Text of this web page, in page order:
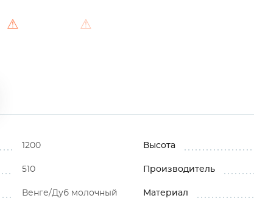
⚠ ⚠
1200 Высота
510 Производитель
Венге/Дуб молочный Материал